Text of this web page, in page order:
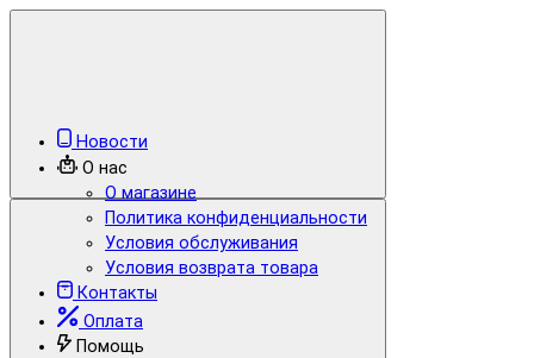
Новости
О нас
О магазине
Политика конфиденциальности
Условия обслуживания
Условия возврата товара
Контакты
Оплата
Помощь